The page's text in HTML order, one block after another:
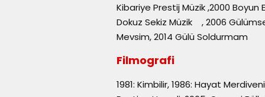
Kibariye Prestij Müzik ,2000
Dokuz Sekiz Müzik , 2006
Mevsim, 2014 Gülü Soldurmam
Filmografi
1981: Kimbilir, 1986: Hayat